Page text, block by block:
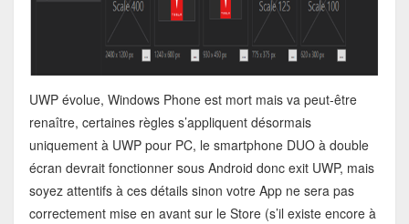
UWP évolue, Windows Phone est mort mais va peut-être
renaître, certaines règles s’appliquent désormais
uniquement à UWP pour PC, le smartphone DUO à double
écran devrait fonctionner sous Android donc exit UWP, mais
soyez attentifs à ces détails sinon votre App ne sera pas
correctement mise en avant sur le Store (s’il existe encore à